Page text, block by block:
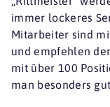
immer lockeres
Mitarbeiter sind
und empfehlen
mit über 100
man besonders